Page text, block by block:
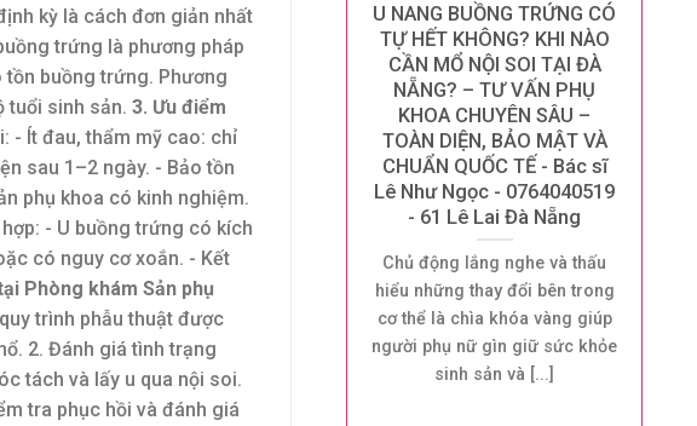
kỳ là cách đơn giản nhất
trứng là phương pháp
buồng trứng. Phương
tuổi sinh sản. 3. Ưu điểm
- Ít đau, thẩm mỹ cao: chỉ
sau 1–2 ngày. - Bảo tồn
phụ khoa có kinh nghiệm.
- U buồng trứng có kích
có nguy cơ xoắn. - Kết
Phòng khám Sản phụ
trình phẫu thuật được
2. Đánh giá tình trạng
tách và lấy u qua nội soi.
tra phục hồi và đánh giá
U NANG BUỒNG TRỨNG CÓ
TỰ HẾT KHÔNG? KHI NÀO
CẦN MỔ NỘI SOI TẠI ĐÀ
NẴNG? – TƯ VẤN PHỤ
KHOA CHUYÊN SÂU –
TOÀN DIỆN, BẢO MẬT VÀ
CHUẨN QUỐC TẾ - Bác sĩ
Lê Như Ngọc - 0764040519
- 61 Lê Lai Đà Nẵng
Chủ động lắng nghe và thấu
hiểu những thay đổi bên trong
cơ thể là chìa khóa vàng giúp
người phụ nữ gìn giữ sức khỏe
sinh sản và [...]